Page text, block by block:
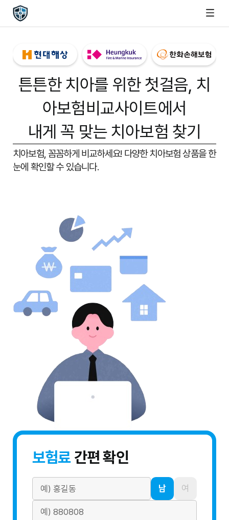
튼튼한 치아를 위한 첫걸음, 치
아보험비교사이트에서
내게 꼭 맞는 치아보험 찾기
치아보험, 꼼꼼하게 비교하세요! 다양한 치아보험 상품을 한
눈에 확인할 수 있습니다.
보험료간편 확인
남 여